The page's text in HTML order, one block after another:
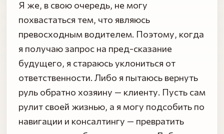
Я же, в свою очередь, не могу
похвастаться тем, что являюсь
превосходным водителем. Поэтому, когда
я получаю запрос на пред-сказание
будущего, я стараюсь уклониться от
ответственности. Либо я пытаюсь вернуть
руль обратно хозяину — клиенту. Пусть сам
рулит своей жизнью, а я могу подсобить по
навигации и консалтингу — превратить